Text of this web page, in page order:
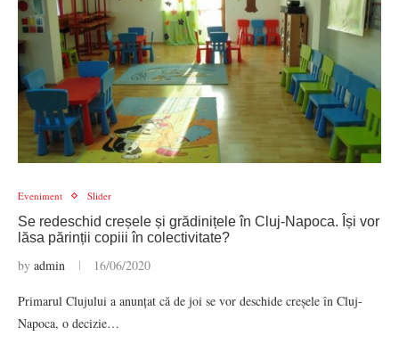
Eveniment Slider
Se redeschid creșele și grădinițele în Cluj-Napoca. Își vor
lăsa părinții copiii în colectivitate?
by admin 16/06/2020
Primarul Clujului a anunțat că de joi se vor deschide creșele în Cluj-
Napoca, o decizie…